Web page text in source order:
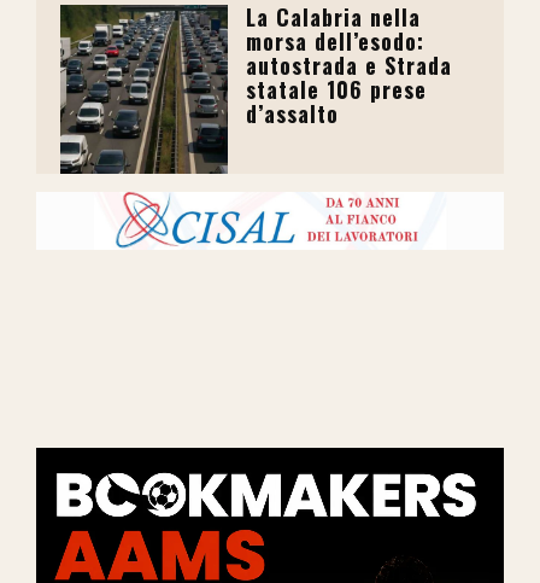
La Calabria nella
morsa dell’esodo:
autostrada e Strada
statale 106 prese
d’assalto